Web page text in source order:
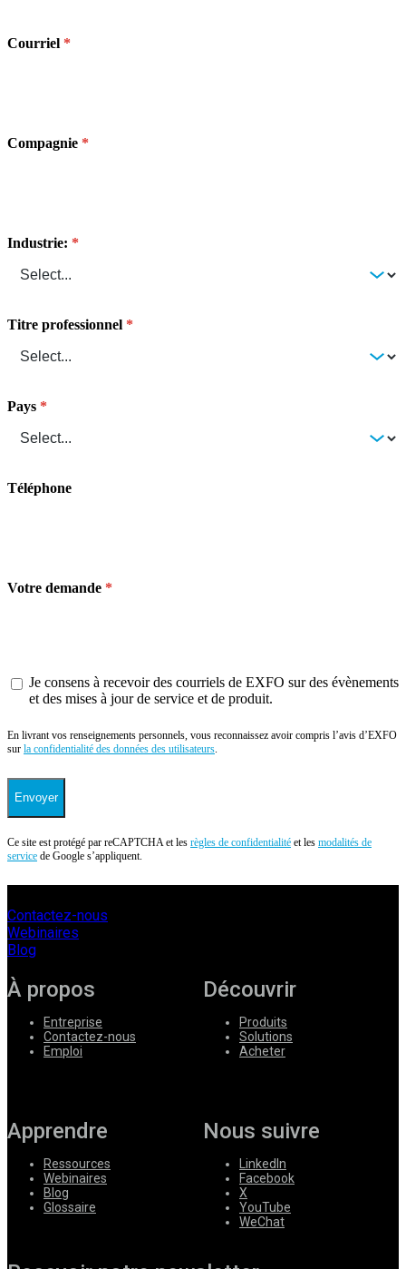
Courriel
Compagnie
Industrie:
Titre professionnel
Pays
Téléphone
Votre demande
Je consens à recevoir des courriels de EXFO sur des évènements
et des mises à jour de service et de produit.
En livrant vos renseignements personnels, vous reconnaissez avoir compris l’avis d’EXFO
sur la confidentialité des données des utilisateurs.
Envoyer
Ce site est protégé par reCAPTCHA et les règles de confidentialité et les modalités de
service de Google s’appliquent.
Contactez-nous
Webinaires
Blog
À propos
Entreprise
Contactez-nous
Emploi
Découvrir
Produits
Solutions
Acheter
Apprendre
Ressources
Webinaires
Blog
Glossaire
Nous suivre
LinkedIn
Facebook
X
YouTube
WeChat